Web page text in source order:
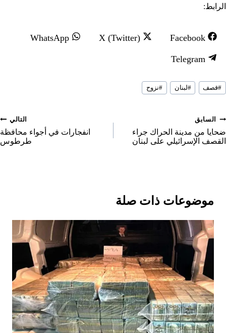
الرابط:
S
a
r
e
n
Facebook
S
X (Twitter)
S
WhatsApp
S
a
e
n
Telegram
وسوم
المقال:
#قصف #لبنان #نزوح
تصفّح
المقالات
السابق
ضحايا من مدينة الحراك جراء
القصف الإسرائيلي على لبنان
التالي
انفجارات في أجواء محافظة
طرطوس
موضوعات ذات صلة